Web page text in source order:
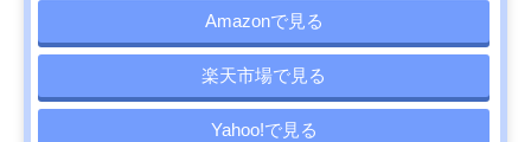
Amazonで見る
楽天市場で見る
Yahoo!で見る